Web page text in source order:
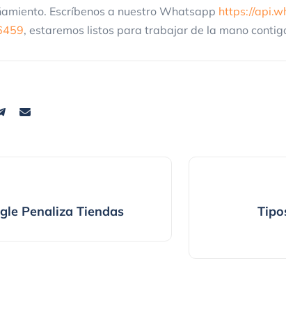
Escríbenos a nuestro Whatsapp https://
, estaremos listos para trabajar de la mano
Penaliza Tiendas